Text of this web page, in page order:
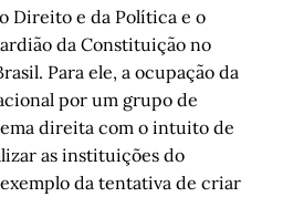
Direito e da Política e o
da Constituição no
Para ele, a ocupação da
por um grupo de
direita com o intuito de
as instituições do
da tentativa de criar